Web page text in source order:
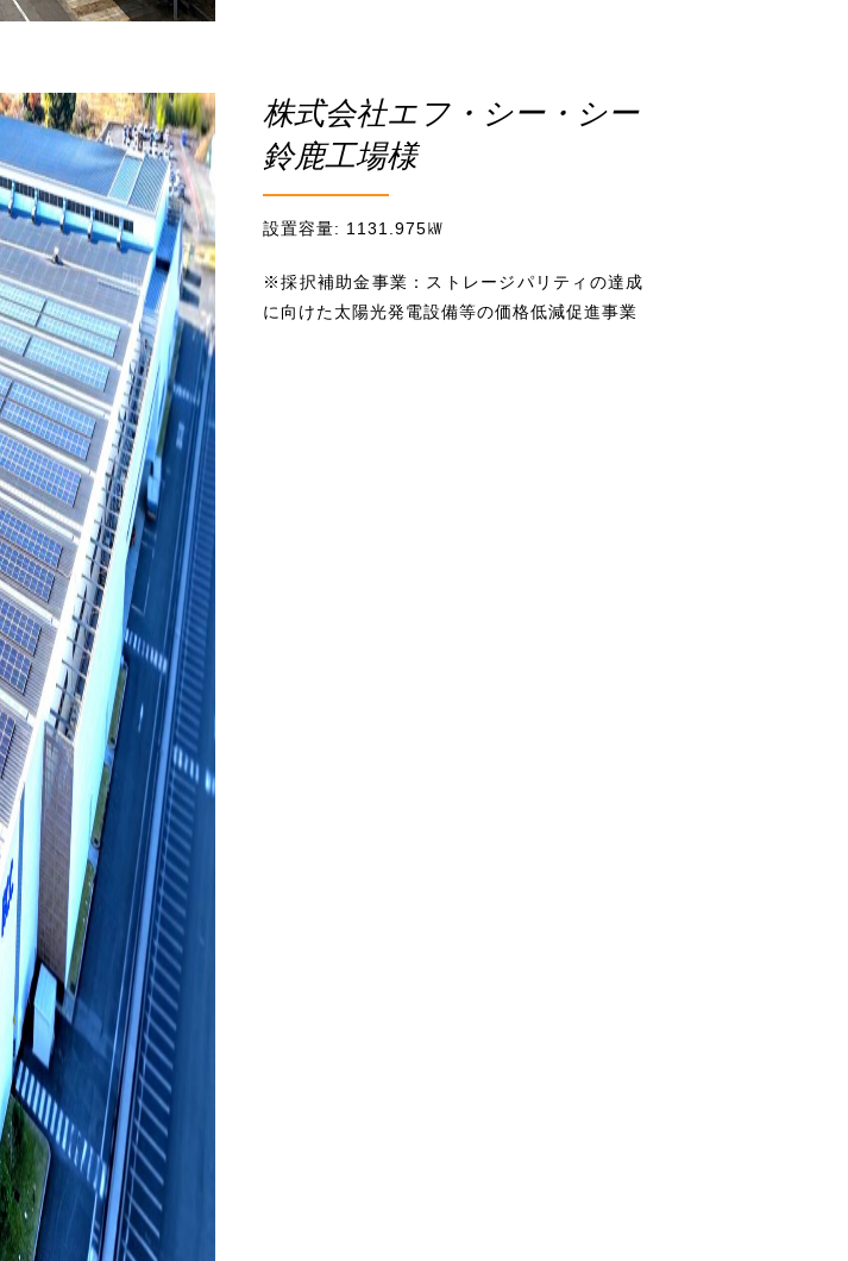
株式会社エフ・シー・シー
鈴鹿工場様
設置容量: 1131.975㎾
※採択補助金事業：ストレージパリティの達成
に向けた太陽光発電設備等の価格低減促進事業